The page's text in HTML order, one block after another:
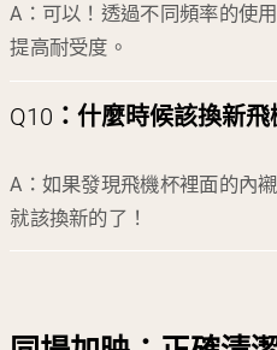
A：可以！透過不同頻率的使
提高耐受度。
Q10 ：什麼時候該換新飛
A：如果發現飛機杯裡面的內
就該換新的了！